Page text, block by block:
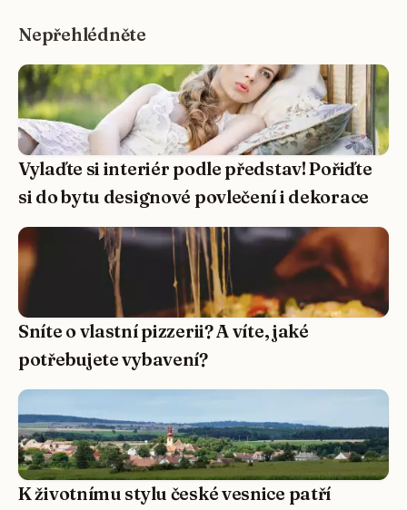
Nepřehlédněte
Vylaďte si interiér podle představ! Pořiďte
si do bytu designové povlečení i dekorace
Sníte o vlastní pizzerii? A víte, jaké
potřebujete vybavení?
K životnímu stylu české vesnice patří